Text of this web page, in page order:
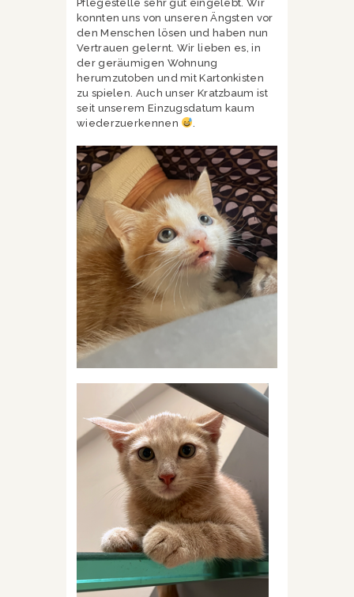
Pflegestelle sehr gut eingelebt. Wir
konnten uns von unseren Ängsten vor
den Menschen lösen und haben nun
Vertrauen gelernt. Wir lieben es, in
der geräumigen Wohnung
herumzutoben und mit Kartonkisten
zu spielen. Auch unser Kratzbaum ist
seit unserem Einzugsdatum kaum
wiederzuerkennen